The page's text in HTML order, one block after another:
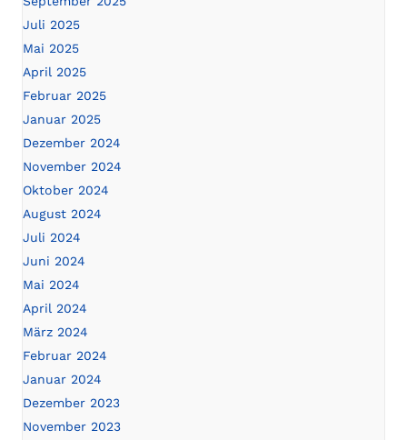
Juli 2025
Mai 2025
April 2025
Februar 2025
Januar 2025
Dezember 2024
November 2024
Oktober 2024
August 2024
Juli 2024
Juni 2024
Mai 2024
April 2024
März 2024
Februar 2024
Januar 2024
Dezember 2023
November 2023